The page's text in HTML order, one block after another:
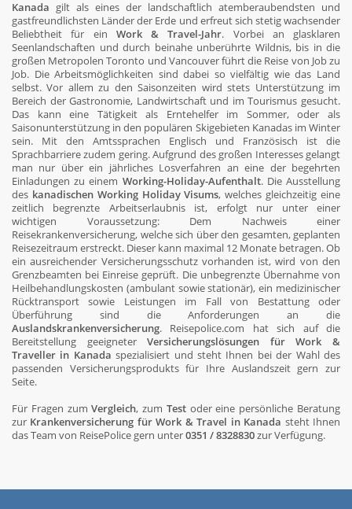
Kanada gilt als eines der landschaftlich atemberaubendsten und
gastfreundlichsten Länder der Erde und erfreut sich stetig wachsender
Beliebtheit für ein Work & Travel-Jahr. Vorbei an glasklaren
Seenlandschaften und durch beinahe unberührte Wildnis, bis in die
großen Metropolen Toronto und Vancouver führt die Reise von Job zu
Job. Die Arbeitsmöglichkeiten sind dabei so vielfältig wie das Land
selbst. Vor allem zu den Saisonzeiten wird stets Unterstützung im
Bereich der Gastronomie, Landwirtschaft und im Tourismus gesucht.
Das kann eine Tätigkeit als Erntehelfer im Sommer, oder als
Saisonunterstützung in den populären Skigebieten Kanadas im Winter
sein. Mit den Amtssprachen Englisch und Französisch ist die
Sprachbarriere zudem gering. Aufgrund des großen Interesses gelangt
man nur über ein jährliches Losverfahren an eine der begehrten
Einladungen zu einem Working-Holiday-Aufenthalt. Die Ausstellung
des kanadischen Working Holiday Visums, welches gleichzeitig eine
zeitlich begrenzte Arbeitserlaubnis ist, erfolgt nur unter einer
wichtigen Voraussetzung: Dem Nachweis einer
Reisekrankenversicherung, welche sich über den gesamten, geplanten
Reisezeitraum erstreckt. Dieser kann maximal 12 Monate betragen. Ob
ein ausreichender Versicherungsschutz vorhanden ist, wird von den
Grenzbeamten bei Einreise geprüft. Die unbegrenzte Übernahme von
Heilbehandlungskosten (ambulant sowie stationär), ein medizinischer
Rücktransport sowie Leistungen im Fall von Bestattung oder
Überführung sind die Anforderungen an die
Auslandskrankenversicherung. Reisepolice.com hat sich auf die
Bereitstellung geeigneterVersicherungslösungen für Work &
Traveller in Kanada spezialisiert und steht Ihnen bei der Wahl des
passenden Versicherungsprodukts für Ihre Auslandszeit gern zur
Seite.
Für Fragen zumVergleich, zum Testoder eine persönliche Beratung
zur Krankenversicherung für Work & Travel in Kanada steht Ihnen
das Team von ReisePolice gern unter0351 / 8328830zur Verfügung.